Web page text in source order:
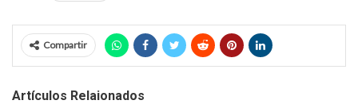
Compartir
Artículos Relaionados